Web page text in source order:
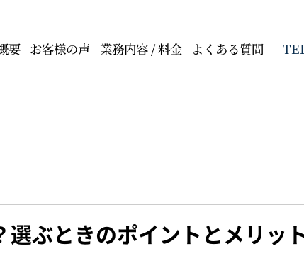
要 お客様の声 業務内容 / 料金 よくある質問
ぶときのポイントとメリッ